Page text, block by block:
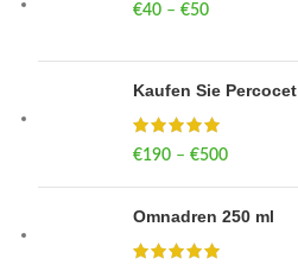
€40 – €50
Kaufen Sie Percocet
€190 – €500
Omnadren 250 ml